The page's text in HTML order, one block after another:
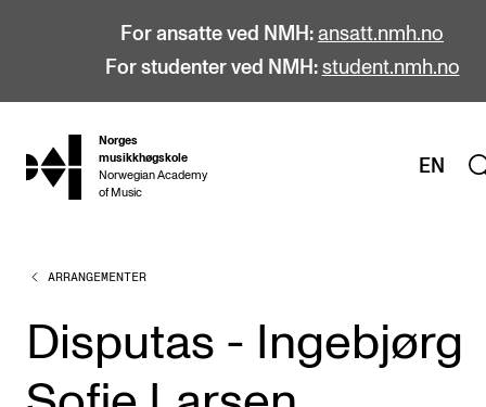
For ansatte ved NMH: ansatt.nmh.no
For studenter ved NMH: student.nmh.no
hjem
Norges
musikkhøgskole
Norwegian Academy
of Music
EN
STUDIER
Alle studier
Bachelor
Master
ARRANGEMENTER
Disputas - Ingebjørg